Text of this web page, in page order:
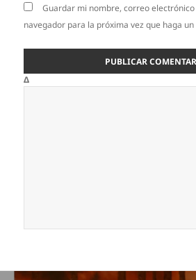
Guardar mi nombre, correo
navegador para la próxima vez que haga
Δ